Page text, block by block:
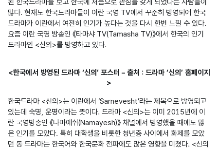
많다. 현재도 한국드라마들이 이란 국영 TV에서 꾸준히 방영되어 한국
드라마가 이란에서 여전히 인기가 높다는 것을 다시 한번 느낄 수 있다.
요즘 이란 국영 방송인 《타마샤 TV(Tamasha TV)》에서 한국의 인기
드라마인 <신의>를 방영하고 있다.
<한국에서 방영된 드라마 ‘신의’ 포스터 – 출처 : 드라마 ‘신의’ 홈페이지
>
한국드라마 <신의>는 이란에서 ‘Sarnevesht’라는 제목으로 방영되고
있는데 숙명, 운명이라는 뜻이다. 드라마 <신의>는 이미 2015년에 이
란 국영방송인 《나마예쉬(Namayesh)》 채널에서 방영했을 때에도 많
은 인기를 모았다. 특히 대학생을 비롯한 청년층 사이에서 화제를 모았
던 동 드라마는 한국어와 한국문화 전파에도 많은 영향을 미쳤다. <신의